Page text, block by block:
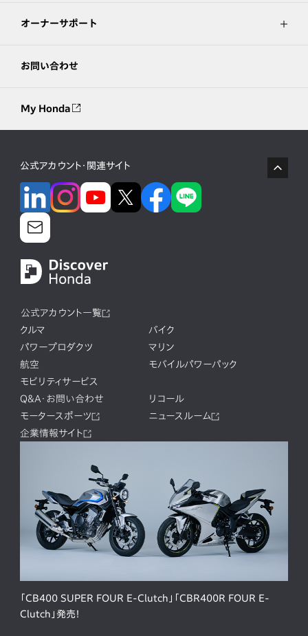
オーナーサポート
お問い合わせ
My Honda
公式アカウント・関連サイト
公式アカウント一覧
クルマ
バイク
パワープロダクツ
マリン
航空
モバイルパワーパック
モビリティサービス
Q&A・お問い合わせ
リコール
モータースポーツ
ニュースルーム
企業情報サイト
「CB400 SUPER FOUR E-Clutch」「CBR400R FOUR E-
Clutch」発売！